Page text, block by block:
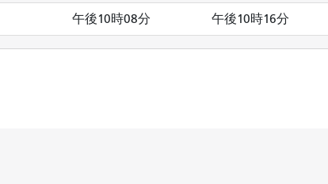
午後10時08分 午後10時16分